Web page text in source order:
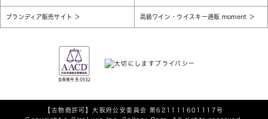
ブランディア販売サイト 高級ワイン・ウイスキー通販 moment
【古物商許可】大阪府公安委員会 第621111601117号